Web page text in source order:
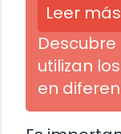
Leer más
utilizan
en